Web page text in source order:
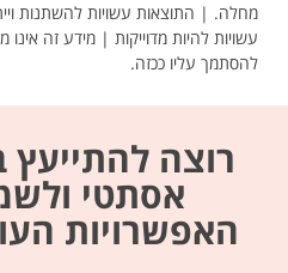
מחלה. | התוצאות עשויות להשתנות
עשויות להיות מדוייקות | מידע זה אינו
להסתמך עליו ככזה.
רוצה להתייעץ
אסתטי
האפשרויות